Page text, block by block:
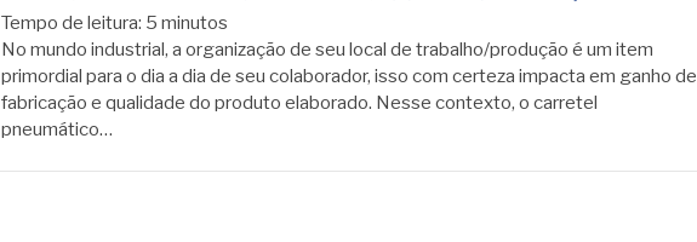
Tempo de leitura: 5 minutos
No mundo industrial, a organização de seu local de trabalho/produção é um item
primordial para o dia a dia de seu colaborador, isso com certeza impacta em ganho de
fabricação e qualidade do produto elaborado. Nesse contexto, o carretel
pneumático…